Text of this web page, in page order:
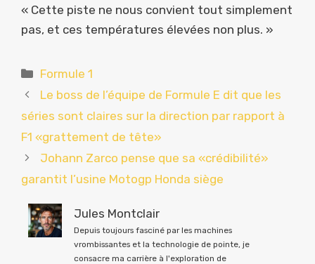
« Cette piste ne nous convient tout simplement
pas, et ces températures élevées non plus. »
Catégories
Formule 1
Le boss de l’équipe de Formule E dit que les
séries sont claires sur la direction par rapport à
F1 «grattement de tête»
Johann Zarco pense que sa «crédibilité»
garantit l’usine Motogp Honda siège
Jules Montclair
Depuis toujours fasciné par les machines
vrombissantes et la technologie de pointe, je
consacre ma carrière à l'exploration de